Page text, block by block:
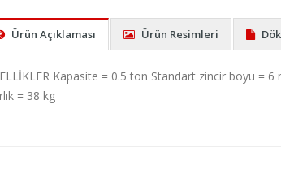
Ürün Açıklaması Ürün Resimleri
Kapasite = 0.5 ton Standart zincir boyu = 6
= 38 kg